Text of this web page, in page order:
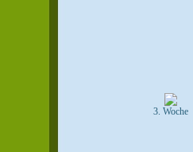
3. Woche